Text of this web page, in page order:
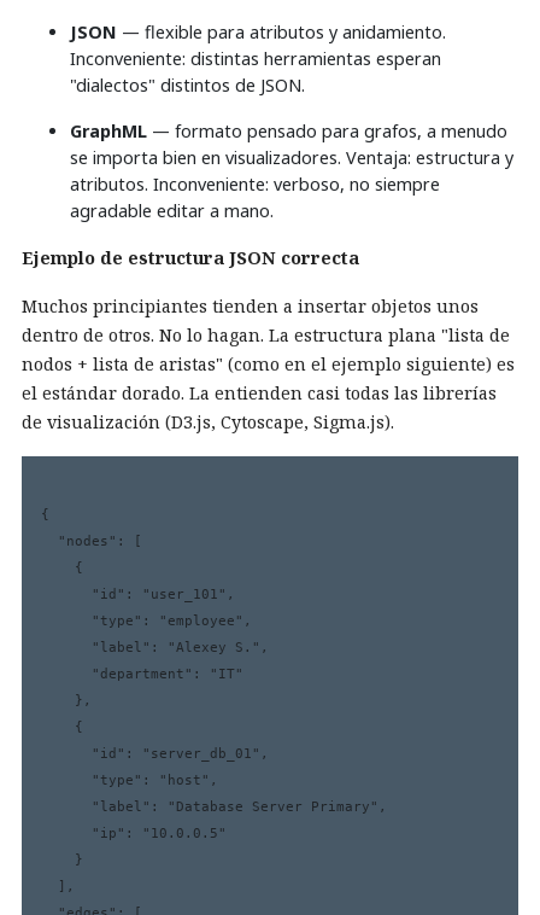
JSON — flexible para atributos y anidamiento.
Inconveniente: distintas herramientas esperan
"dialectos" distintos de JSON.
GraphML — formato pensado para grafos, a menudo
se importa bien en visualizadores. Ventaja: estructura y
atributos. Inconveniente: verboso, no siempre
agradable editar a mano.
Ejemplo de estructura JSON correcta
Muchos principiantes tienden a insertar objetos unos
dentro de otros. No lo hagan. La estructura plana "lista de
nodos + lista de aristas" (como en el ejemplo siguiente) es
el estándar dorado. La entienden casi todas las librerías
de visualización (D3.js, Cytoscape, Sigma.js).
{